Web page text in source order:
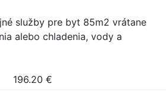
služby pre byt 85m2 vrátane
alebo chladenia, vody a
196.20 €